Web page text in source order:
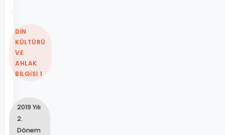
DİN
KÜLTÜRÜ
VE
AHLAK
BİLGİSİ 1
2019 Yılı
2.
Dönem